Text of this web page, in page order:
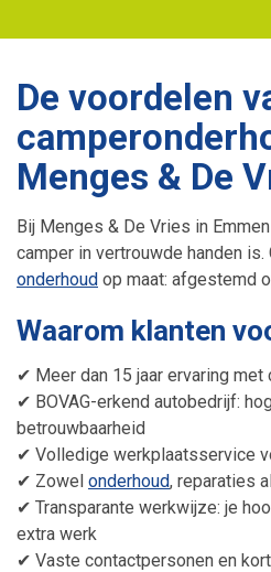
De voordelen
Menges & De
Bij Menges & De Vries in
camper in vertrouwde handen is.
onderhoud op maat: afgestemd
Waarom klanten
✔ Meer dan 15 jaar ervaring met
✔ BOVAG-erkend autobedrijf:
betrouwbaarheid
✔ Volledige werkplaatsservice
✔ Zowel onderhoud, reparaties
✔ Transparante werkwijze: je
extra werk
✔ Vaste contactpersonen en